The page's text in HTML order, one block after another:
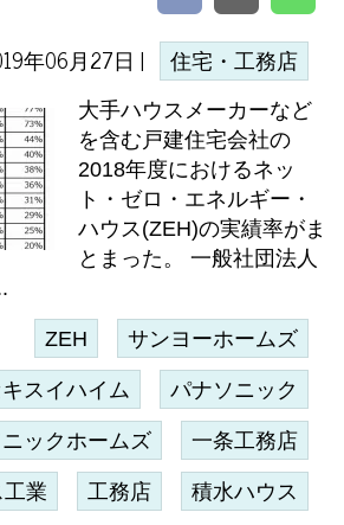
年06月27日 | 住宅・工務店
大手ハウスメーカーなど
を含む戸建住宅会社の
2018年度におけるネッ
ト・ゼロ・エネルギー・
ハウス(ZEH)の実績率がま
とまった。 一般社団法人
ZEH サンヨーホームズ
スイハイム パナソニック
ックホームズ 一条工務店
業 工務店 積水ハウス